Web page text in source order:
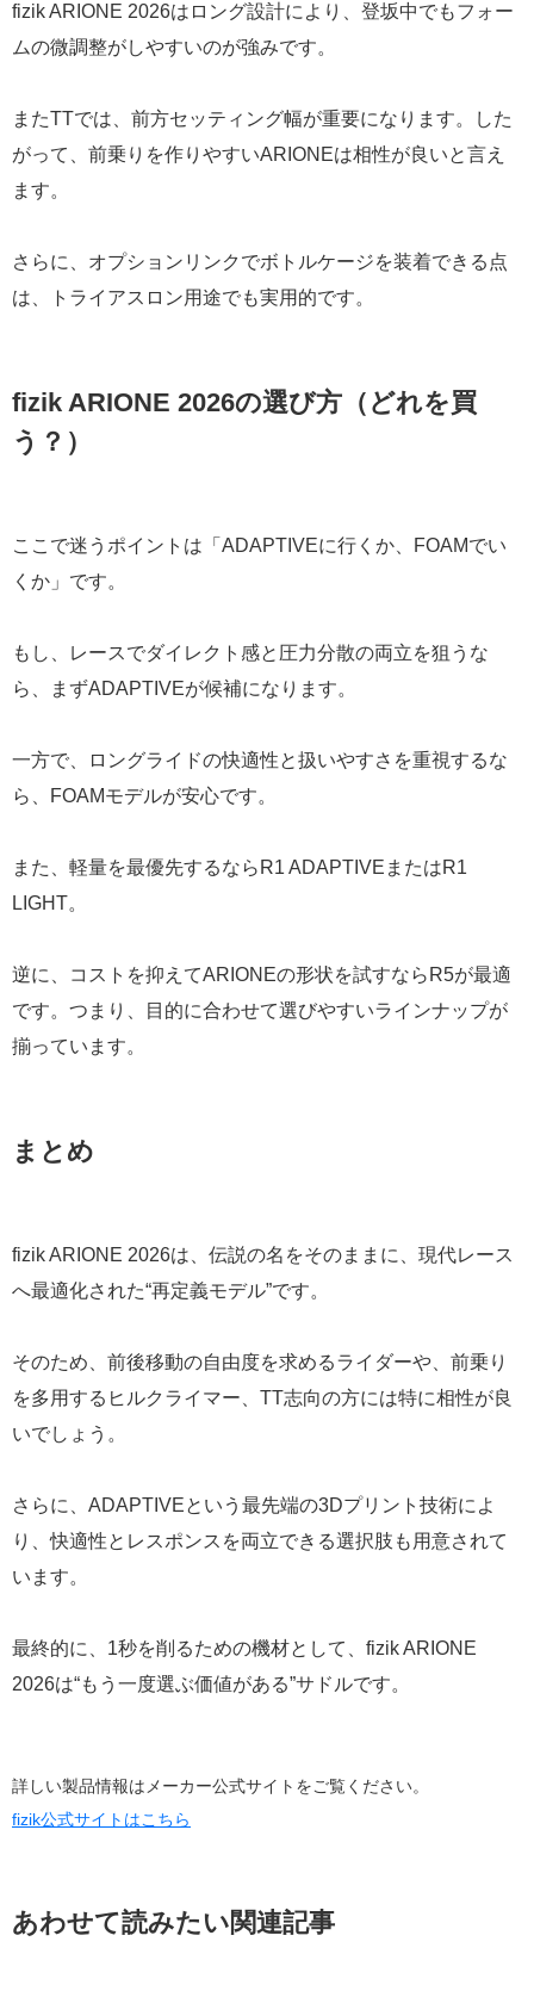
fizik ARIONE 2026はロング設計により、登坂中でもフォー
ムの微調整がしやすいのが強みです。
またTTでは、前方セッティング幅が重要になります。した
がって、前乗りを作りやすいARIONEは相性が良いと言え
ます。
さらに、オプションリンクでボトルケージを装着できる点
は、トライアスロン用途でも実用的です。
fizik ARIONE 2026の選び方（どれを買
う？）
ここで迷うポイントは「ADAPTIVEに行くか、FOAMでい
くか」です。
もし、レースでダイレクト感と圧力分散の両立を狙うな
ら、まずADAPTIVEが候補になります。
一方で、ロングライドの快適性と扱いやすさを重視するな
ら、FOAMモデルが安心です。
また、軽量を最優先するならR1 ADAPTIVEまたはR1
LIGHT。
逆に、コストを抑えてARIONEの形状を試すならR5が最適
です。つまり、目的に合わせて選びやすいラインナップが
揃っています。
まとめ
fizik ARIONE 2026は、伝説の名をそのままに、現代レース
へ最適化された“再定義モデル”です。
そのため、前後移動の自由度を求めるライダーや、前乗り
を多用するヒルクライマー、TT志向の方には特に相性が良
いでしょう。
さらに、ADAPTIVEという最先端の3Dプリント技術によ
り、快適性とレスポンスを両立できる選択肢も用意されて
います。
最終的に、1秒を削るための機材として、fizik ARIONE
2026は“もう一度選ぶ価値がある”サドルです。
詳しい製品情報はメーカー公式サイトをご覧ください。
fizik公式サイトはこちら
あわせて読みたい関連記事